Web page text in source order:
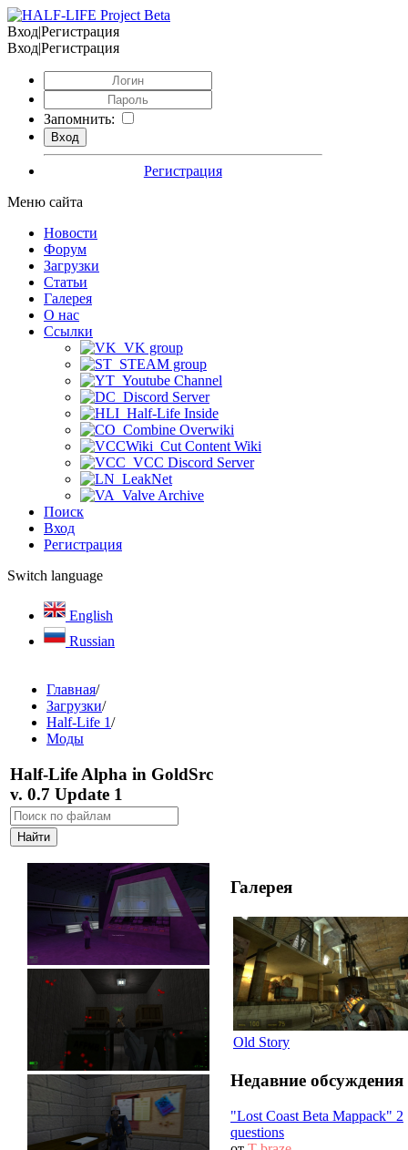
Вход|Регистрация
Вход|Регистрация
Запомнить:
Регистрация
Меню сайта
Новости
Форум
Загрузки
Статьи
Галерея
О нас
Ссылки
VK group
STEAM group
Youtube Channel
Discord Server
Half-Life Inside
Combine Overwiki
Cut Content Wiki
VCC Discord Server
LeakNet
Valve Archive
Поиск
Вход
Регистрация
Switch language
English
Russian
Главная/
Загрузки/
Half-Life 1/
Моды
Half-Life Alpha in GoldSrc
v. 0.7 Update 1
Галерея
Old Story
Недавние обсуждения
"Lost Coast Beta Mappack" 2
questions